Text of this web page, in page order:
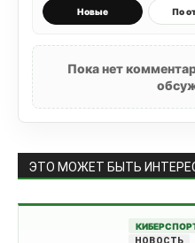
Новые По
Пока нет
ЭТО МОЖЕТ БЫТЬ
КИБЕРСПОРТ